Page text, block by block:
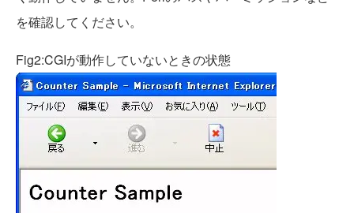
を確認してください。
Fig2:CGIが動作していないときの状態